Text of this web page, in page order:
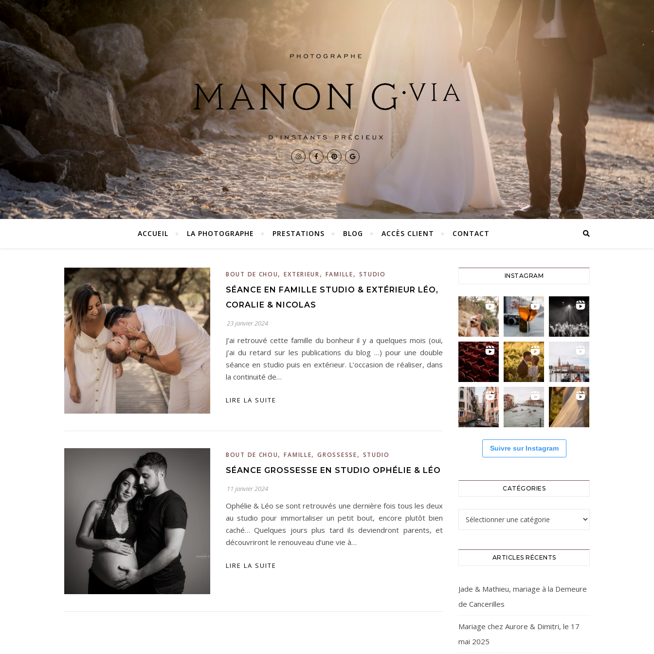
ACCUEIL LA PHOTOGRAPHE PRESTATIONS BLOG ACCÈS CLIENT CONTACT
BOUT DE CHOU,EXTERIEUR, FAMILLE, STUDIO
SÉANCE EN FAMILLE STUDIO & EXTÉRIEUR LÉO,
CORALIE & NICOLAS
23 janvier 2024
J’ai retrouvé cette famille du bonheur il y a quelques mois (oui,
j’ai du retard sur les publications du blog …) pour une double
séance en studio puis en extérieur. L’occasion de réaliser, dans
la continuité de…
LIRE LA SUITE
BOUT DE CHOU,FAMILLE,GROSSESSE, STUDIO
SÉANCE GROSSESSE EN STUDIO OPHÉLIE & LÉO
11 janvier 2024
Ophélie & Léo se sont retrouvés une dernière fois tous les deux
au studio pour immortaliser un petit bout, encore plutôt bien
caché… Quelques jours plus tard ils deviendront parents, et
découvriront le renouveau d’une vie à…
LIRE LA SUITE
INSTAGRAM
Suivre sur Instagram
CATÉGORIES
Catégories
ARTICLES RÉCENTS
Jade & Mathieu, mariage à la Demeure
de Cancerilles
Mariage chez Aurore & Dimitri, le 17
mai 2025